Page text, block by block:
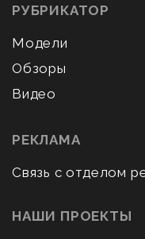
РУБРИКАТОР
Модели
Обзоры
Видео
РЕКЛАМА
Связь с отделом
НАШИ ПРОЕКТЫ